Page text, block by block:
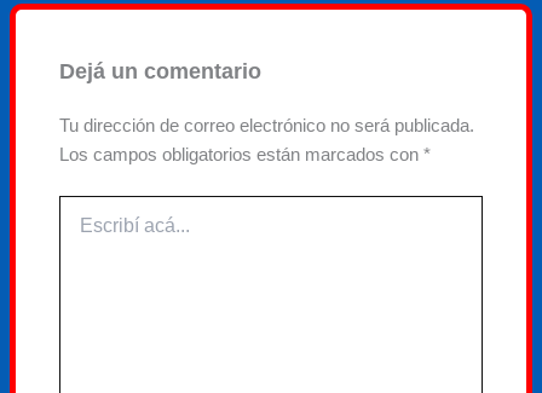
Dejá un comentario
Tu dirección de correo electrónico no será publicada.
Los campos obligatorios están marcados con*
acá...